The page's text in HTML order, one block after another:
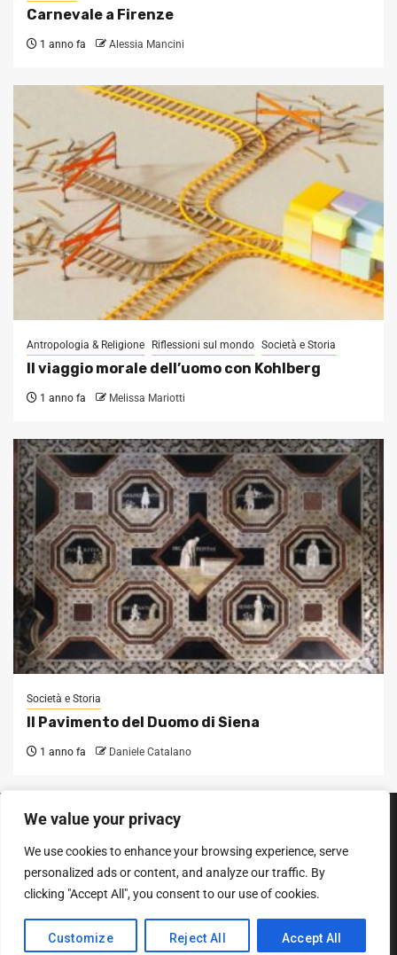
We value your privacy
We use cookies to enhance your browsing experience, serve
personalized ads or content, and analyze our traffic. By
clicking "Accept All", you consent to our use of cookies.
Customize Reject All Accept All
Carnevale a Firenze
1 anno fa Alessia Mancini
Antropologia & Religione Riflessioni sul mondo Società e Storia
Il viaggio morale dell’uomo con Kohlberg
1 anno fa Melissa Mariotti
Società e Storia
Il Pavimento del Duomo di Siena
1 anno fa Daniele Catalano
SEGUICI SUI SOCIAL
Facebook
Instagram
YouTube
Diritto d'autore © Tutti i diritti riservati. Newsphereentro AF
themes.